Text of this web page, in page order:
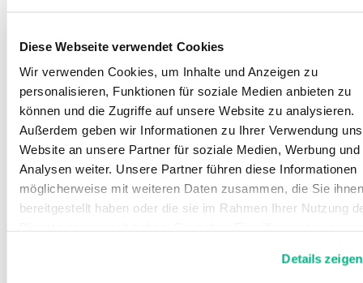
Diese Webseite verwendet Cookies
Wir verwenden Cookies, um Inhalte und Anzeigen zu
personalisieren, Funktionen für soziale Medien anbieten zu
können und die Zugriffe auf unsere Website zu analysieren.
Außerdem geben wir Informationen zu Ihrer Verwendung
Website an unsere Partner für soziale Medien, Werbung und
Analysen weiter. Unsere Partner führen diese Informationen
möglicherweise mit weiteren Daten zusammen, die Sie ihnen
bereitgestellt haben oder die sie im Rahmen Ihrer Nutzung
Details zeigen